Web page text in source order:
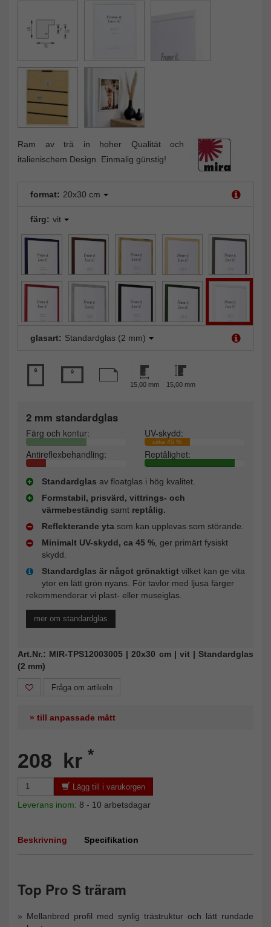
Ram av trä in hoher Qualität och
italienischem Design. Einmalig günstig!
format: 20x30 cm
färg: vit
glasart: Standardglas (2 mm)
15,00 mm 15,00 mm
2 mm standardglas
Färg och kontur: UV-skydd:
cirka 45 %
Antireflexbehandling: Reptålighet:
Standardglas av floatglas i hög kvalitet.
Formstabil, prisvärd, vittrings- och
värmebeständig samt reptålig.
Reflekterande yta som kan upplevas som störande.
Minimalt UV-skydd, ca 45 % , ger primärt fysiskt
skydd.
Standardglas är något grönaktigt vilket kan ge vita
ytor en lätt grön nyans. För tavlor med ljusa färger
rekommenderar vi plast- eller museiglas.
mer om standardglas
Art.Nr.: MIR-TPS12003005 | 20x30 cm | vit | Standardglas
(2 mm)
Fråga om artikeln
» till anpassade mått
208 kr *
Lägg till i varukorgen
Leverans inom: 8 - 10 arbetsdagar
Beskrivning Specifikation
Top Pro S träram
Mellanbred profil med synlig trästruktur och lätt rundade